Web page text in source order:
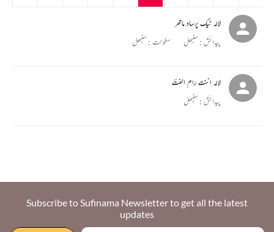
لالہ ٹیک پرساد ماتھر
پیدائش : سنبھل سکونت : سنبھل
لالہ اننت رام الفتؔ
پیدائش : سنبھل
Subscribe to Sufinama Newsletter to get all the latest
updates